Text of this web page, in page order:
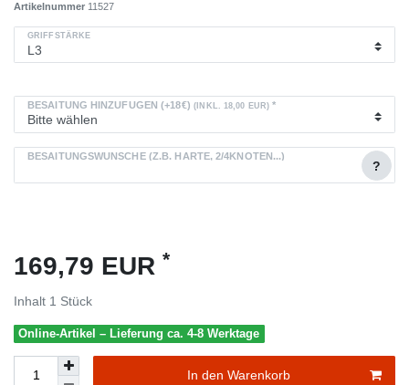
Artikelnummer 11527
GRIFFSTÄRKE
BESAITUNG HINZUFÜGEN (+18€) (INKL. 18,00 EUR) *
BESAITUNGSWÜNSCHE (Z.B. HÄRTE, 2/4KNOTEN...)
?
169,79 EUR *
Inhalt 1 Stück
Online-Artikel – Lieferung ca. 4-8 Werktage
In den Warenkorb